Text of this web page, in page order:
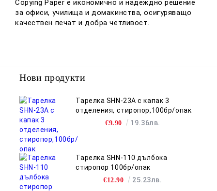
Copying Paper е икономично и надеждно решение
за офиси, училища и домакинства, осигуряващо
качествен печат и добра четливост.
Нови продукти
Тарелка SHN-23A с капак 3
отделения, стиропор,100бр/опак
€9.90 19.36лв.
Тарелка SHN-110 дълбока
стиропор 100бр/опак
€12.90 25.23лв.